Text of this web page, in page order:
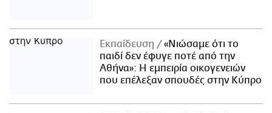
Εκπαίδευση
«Νιώσαμε ότι το
παιδί δεν έφυγε ποτέ από την
Αθήνα»: Η εμπειρία οικογενειών
που επέλεξαν σπουδές στην Κύπρο